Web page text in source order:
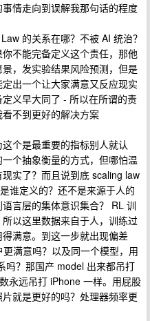
情走向到误解我那句话的程度
的关系在哪？不被 AI 统治？
不能完备定义这个责任，那他
，发实验结果风险预测，但是
出一个让大家满意又反应现实
义早大同了 - 所以在所谓的责
不到更好的解决方案
个是最重要的指标别人就认
个抽象衡量的方式，但哪怕温
实了？而且说到底 scaling law
谁定义的？还不是来源于人的
言层的集体意识集合？ RL 训
以这里数据来自于人，训练过
满意。到这一步就出现偏差
满意吗？以及同一个模型，用
吗？那国产 model 出来都吊打
永远吊打 iPhone 一样。用屁股
就是更好的吗？处理器频率更